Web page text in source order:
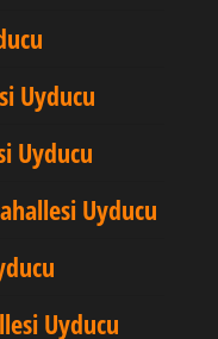
Uyducu
Uyducu
Uyducu
Uyducu